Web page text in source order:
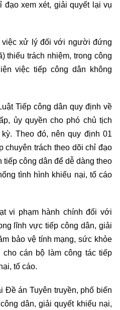
xem xét, giải quyết lại vụ
việc xử lý đối với người đứng
thiếu trách nhiệm, trong công
việc tiếp công dân không
Tiếp công dân quy định về
ủy quyền cho phó chủ tịch
Theo đó, nên quy định 01
chuyên trách theo dõi chỉ đạo
công dân để dễ dàng theo
tình hình khiếu nại, tố cáo
vi phạm hành chính đối với
lĩnh vực tiếp công dân, giải
bảo vệ tính mạng, sức khỏe
cán bộ làm công tác tiếp
tố cáo.
Đề án Tuyên truyền, phố biến
dân, giải quyết khiếu nại,